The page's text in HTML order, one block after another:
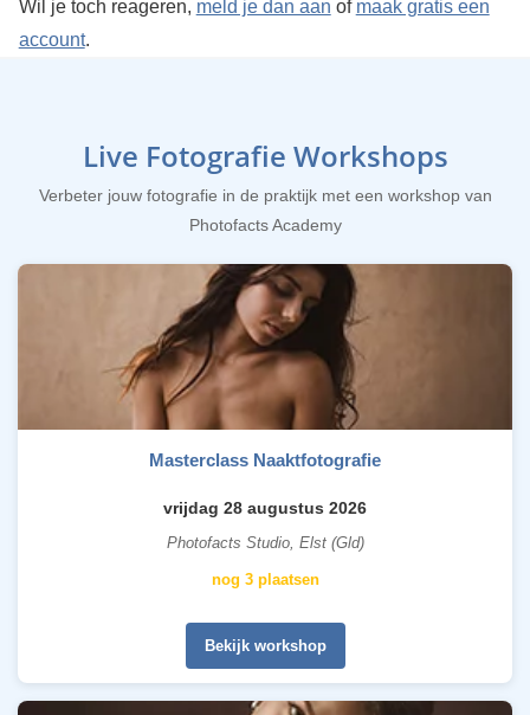
Wil je toch reageren, meld je dan aan of maak gratis een
account.
Live Fotografie Workshops
Verbeter jouw fotografie in de praktijk met een workshop van
Photofacts Academy
Masterclass Naaktfotografie
vrijdag 28 augustus 2026
Photofacts Studio, Elst (Gld)
nog 3 plaatsen
Bekijk workshop